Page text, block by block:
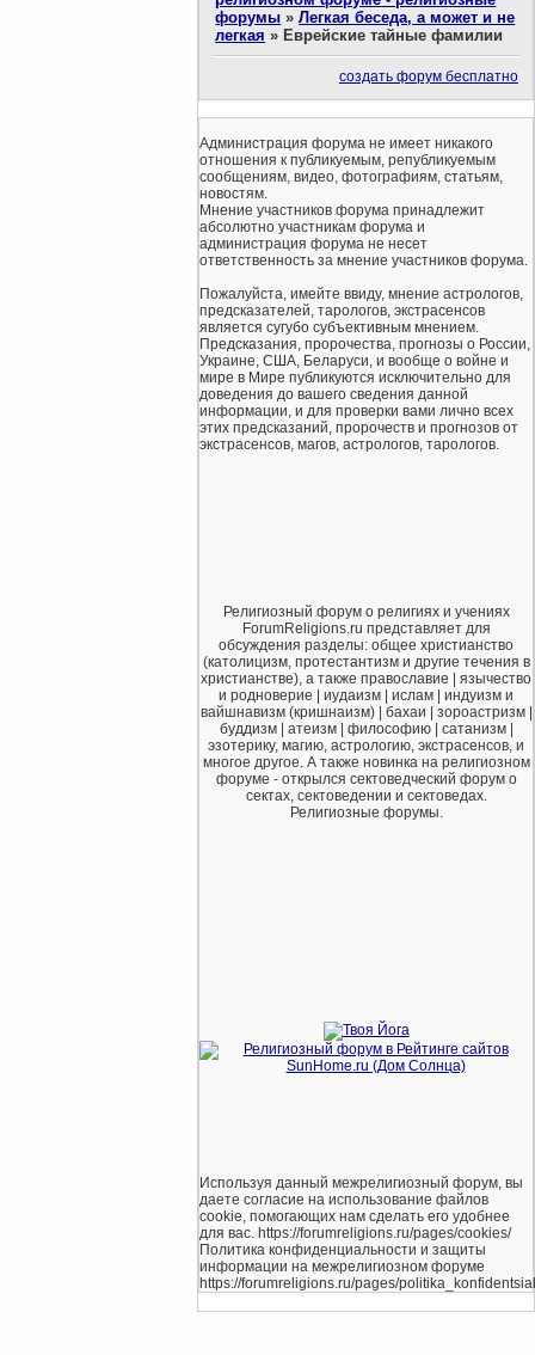
форумы »Легкая беседа, а может и не
легкая » Еврейские тайные фамилии
создать форум бесплатно
Администрация форума не имеет никакого
отношения к публикуемым, републикуемым
сообщениям, видео, фотографиям, статьям,
новостям.
Мнение участников форума принадлежит
абсолютно участникам форума и
администрация форума не несет
ответственность за мнение участников форума.
Пожалуйста, имейте ввиду, мнение астрологов,
предсказателей, тарологов, экстрасенсов
является сугубо субъективным мнением.
Предсказания, пророчества, прогнозы о России,
Украине, США, Беларуси, и вообще о войне и
мире в Мире публикуются исключительно для
доведения до вашего сведения данной
информации, и для проверки вами лично всех
этих предсказаний, пророчеств и прогнозов от
экстрасенсов, магов, астрологов, тарологов.
Религиозный форум о религиях и учениях
ForumReligions.ru представляет для
обсуждения разделы: общее христианство
(католицизм, протестантизм и другие течения в
христианстве), а также православие | язычество
и родноверие | иудаизм | ислам | индуизм и
вайшнавизм (кришнаизм) | бахаи | зороастризм |
буддизм | атеизм | философию | сатанизм |
эзотерику, магию, астрологию, экстрасенсов, и
многое другое. А также новинка на религиозном
форуме - открылся сектоведческий форум о
сектах, сектоведении и сектоведах.
Религиозные форумы.
Используя данный межрелигиозный форум, вы
даете согласие на использование файлов
cookie, помогающих нам сделать его удобнее
для вас. https://forumreligions.ru/pages/cookies/
Политика конфиденциальности и защиты
информации на межрелигиозном форуме
https://forumreligions.ru/pages/